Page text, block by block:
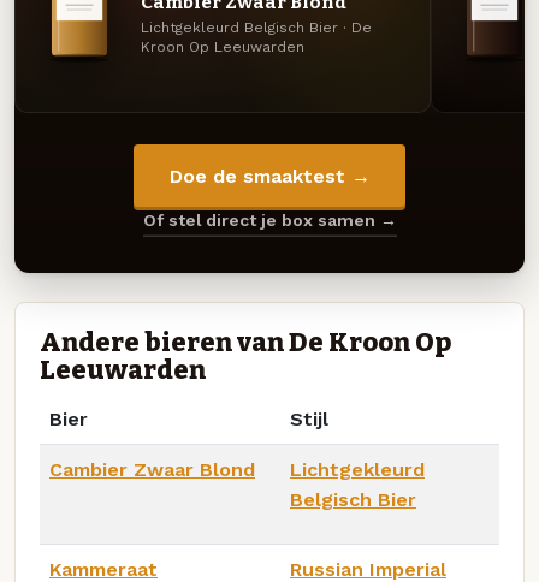
Lichtgekleurd Belgisch Bier · De
Kroon Op Leeuwarden
Doe de smaaktest →
Of stel direct je box samen →
Andere bieren van De Kroon Op
Leeuwarden
Bier Stijl
Cambier Zwaar Blond
Lichtgekleurd
Belgisch Bier
Kammeraat
Russian Imperial